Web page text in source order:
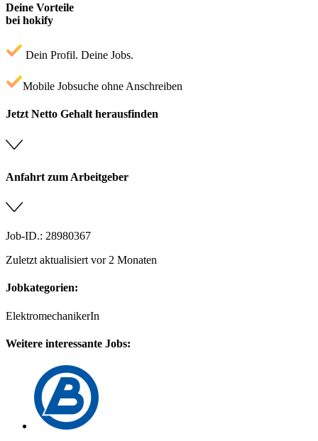
Deine Vorteile
bei hokify
Dein Profil. Deine Jobs.
Mobile Jobsuche ohne Anschreiben
Jetzt Netto Gehalt herausfinden
Anfahrt zum Arbeitgeber
Job-ID.: 28980367
Zuletzt aktualisiert vor 2 Monaten
Jobkategorien:
ElektromechanikerIn
Weitere interessante Jobs: